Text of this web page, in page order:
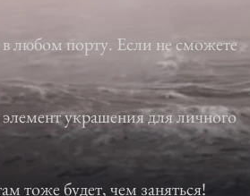
любом порту. Если не сможете
украшения для личного
тоже будет, чем заняться!